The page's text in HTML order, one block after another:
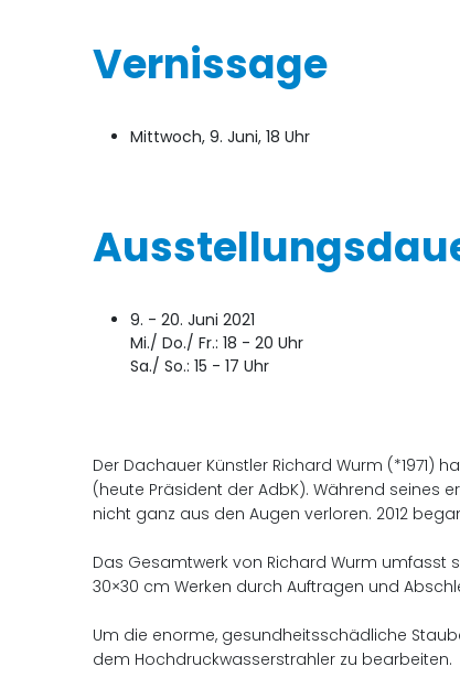
Vernissage
Mittwoch, 9. Juni, 18 Uhr
9. - 20. Juni 2021
Mi./ Do./ Fr.: 18 - 20 Uhr
Sa./ So.: 15 - 17 Uhr
Der Dachauer Künstler Richard Wurm (*1971)
(heute Präsident der AdbK). Während seines
nicht ganz aus den Augen verloren. 2012
Das Gesamtwerk von Richard Wurm umfasst
30×30 cm Werken durch Auftragen und
Um die enorme, gesundheitsschädliche
dem Hochdruckwasserstrahler zu bearbeiten.